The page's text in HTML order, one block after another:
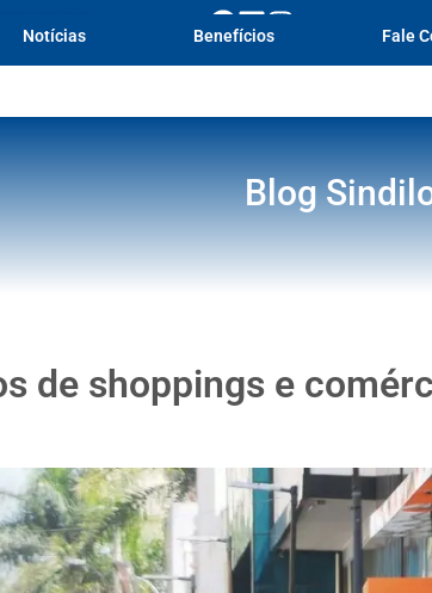
Notícias Benefícios Fale
Blog
de shoppings e